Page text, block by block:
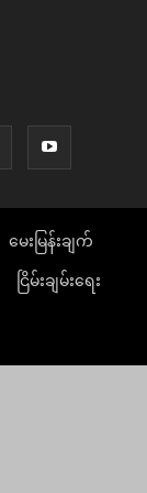
မေးမြန်းချက်
ငြိမ်းချမ်းရေး